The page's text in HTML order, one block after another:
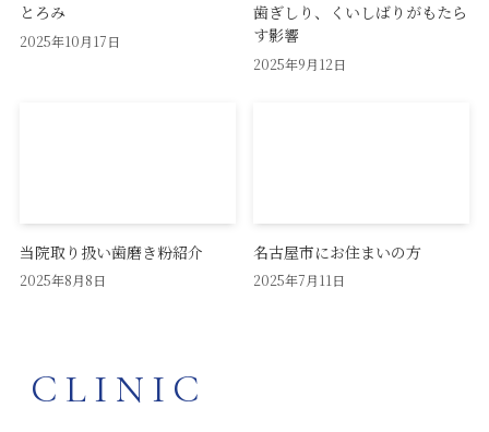
とろみ
2025年10月17日
歯ぎしり、くいしばりがもたら
す影響
2025年9月12日
当院取り扱い歯磨き粉紹介
2025年8月8日
名古屋市にお住まいの方
2025年7月11日
CLINIC